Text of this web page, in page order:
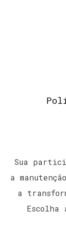
Sua
a
a
Escolha